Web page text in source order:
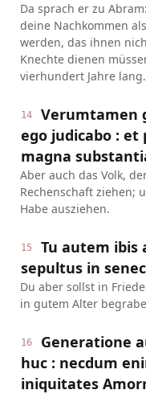
Da sprach er zu
deine Nachkommen
werden, das ihnen
Knechte dienen
vierhundert Jahre lang.
14
Verumtamen
ego judicabo :
magna
Aber auch das Volk,
Rechenschaft ziehen;
Habe ausziehen.
15
Tu autem ibis
sepultus in
Du aber sollst in
in gutem Alter
16
Generatione
huc : necdum
iniquitates